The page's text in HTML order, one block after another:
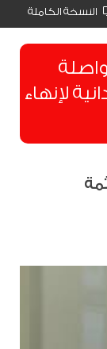
النسخة الكاملة
لإنهاء